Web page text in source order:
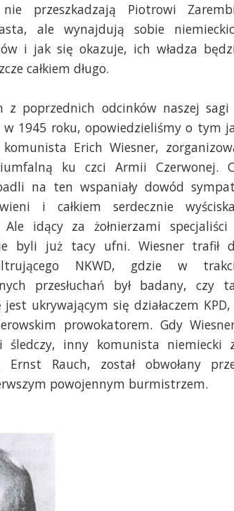
przeszkadzają Piotrowi
ale wynajdują sobie
i jak się okazuje, ich władza
całkiem długo.
z poprzednich odcinków naszej sagi
w 1945 roku, opowiedzieliśmy o tym
Erich Wiesner,
ku czci Armii Czerwonej.
na ten wspaniały dowód
i całkiem serdecznie
Ale idący za żołnierzami specjaliści
byli już tacy ufni. Wiesner trafił
NKWD, gdzie w
przesłuchań był badany, czy
ukrywającym się działaczem KPD,
prowokatorem. Gdy
śledczy, inny komunista niemiecki
Ernst Rauch, został obwołany
powojennym burmistrzem.